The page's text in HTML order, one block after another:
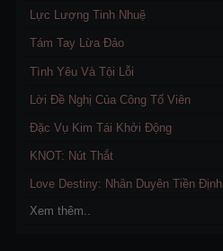
Lực Lượng Tinh Nhuệ
Tám Tay Lừa Đảo
Tình Yêu Và Tội Lỗi
Lời Đề Nghị Của Công Tố Viên
Đặc Vụ Kim Tái Khởi Động
KNOT: Nút Thắt
Love Destiny: Nhân Duyên Tiền Định
Xem thêm..